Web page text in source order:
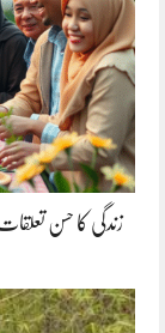
زندگی کا حسن